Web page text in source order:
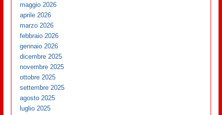
maggio 2026
aprile 2026
marzo 2026
febbraio 2026
gennaio 2026
dicembre 2025
novembre 2025
ottobre 2025
settembre 2025
agosto 2025
luglio 2025